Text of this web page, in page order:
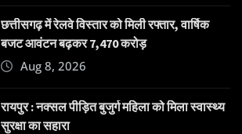
छत्तीसगढ़ में रेलवे विस्तार को मिली रफ्तार, वार्षिक
बजट आवंटन बढ़कर 7,470 करोड़
Aug 8, 2026
रायपुर : नक्सल पीड़ित बुजुर्ग महिला को मिला स्वास्थ्य
सुरक्षा का सहारा